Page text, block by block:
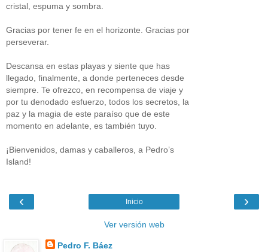
cristal, espuma y sombra.
Gracias por tener fe en el horizonte. Gracias por
perseverar.
Descansa en estas playas y siente que has
llegado, finalmente, a donde perteneces desde
siempre. Te ofrezco, en recompensa de viaje y
por tu denodado esfuerzo, todos los secretos, la
paz y la magia de este paraíso que de este
momento en adelante, es también tuyo.
¡Bienvenidos, damas y caballeros, a Pedro’s
Island!
‹ ›
Inicio
Ver versión web
Pedro F. Báez